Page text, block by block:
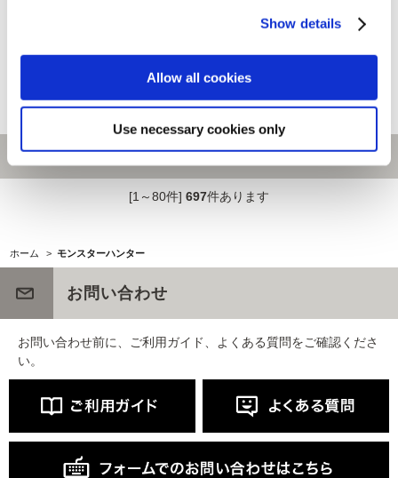
Show details
Allow all cookies
Use necessary cookies only
CAPCOM FIGURE BUILDER
[1～80件] 697件あります
ホーム > モンスターハンター
お問い合わせ
お問い合わせ前に、ご利用ガイド、よくある質問をご確認くださ
い。